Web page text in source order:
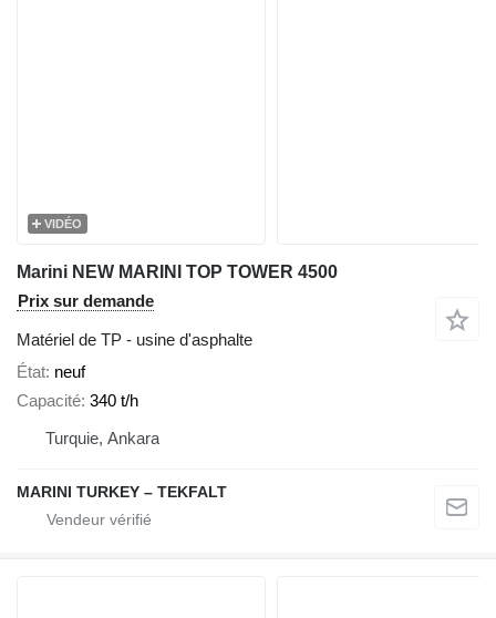
VIDÉO
Marini NEW MARINI TOP TOWER 4500
Prix sur demande
Matériel de TP - usine d'asphalte
État neuf
Capacité 340 t/h
Turquie, Ankara
MARINI TURKEY – TEKFALT